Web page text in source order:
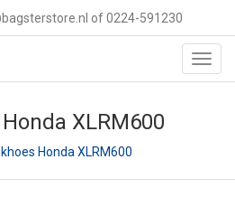
of 0224-591230
XLRM600
Honda XLRM600